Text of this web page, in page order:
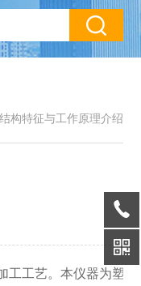
构特征与工作原理介绍
工工艺。本仪器为塑料